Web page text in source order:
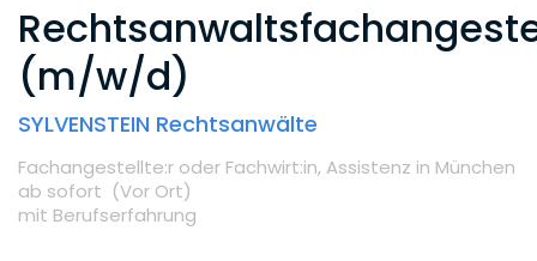
(m/w/d)
SYLVENSTEIN Rechtsanwälte
Fachangestellte:r oder Fachwirt:in, Assistenz in München
ab sofort (Vor Ort)
mit Berufserfahrung